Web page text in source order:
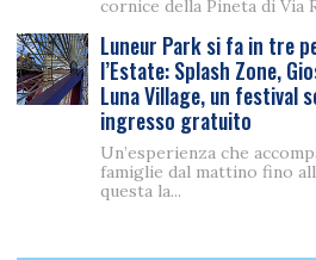
cornice della Pineta di Via
Luneur Park si fa in tre
l’Estate: Splash Zone,
Luna Village, un festival
ingresso gratuito
Un’esperienza che
famiglie dal mattino fino
questa la...